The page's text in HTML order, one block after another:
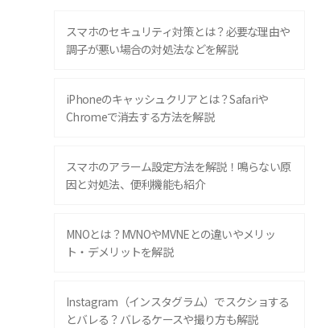
スマホのセキュリティ対策とは？必要な理由や
調子が悪い場合の対処法などを解説
iPhoneのキャッシュクリアとは？Safariや
Chromeで消去する方法を解説
スマホのアラーム設定方法を解説！鳴らない原
因と対処法、便利機能も紹介
MNOとは？MVNOやMVNEとの違いやメリッ
ト・デメリットを解説
Instagram（インスタグラム）でスクショする
とバレる？バレるケースや撮り方も解説